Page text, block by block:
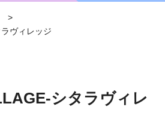
>
ヴィレッジ
シタラヴィレ